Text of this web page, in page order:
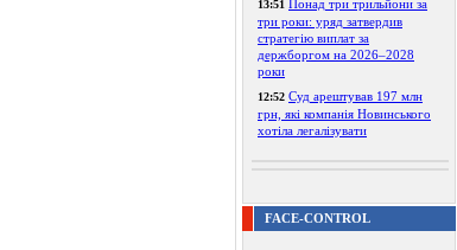
13:51 Понад три трильйони за
три роки: уряд затвердив
стратегію виплат за
держборгом на 2026–2028
роки
12:52 Суд арештував 197 млн
грн, які компанія Новинського
хотіла легалізувати
FACE-CONTROL